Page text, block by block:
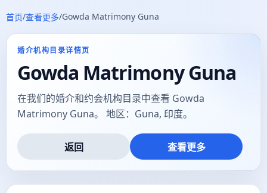
首页/查看更多/Gowda Matrimony Guna
婚介机构目录详情页
Gowda Matrimony Guna
在我们的婚介和约会机构目录中查看 Gowda
Matrimony Guna。 地区：Guna, 印度。
返回 查看更多